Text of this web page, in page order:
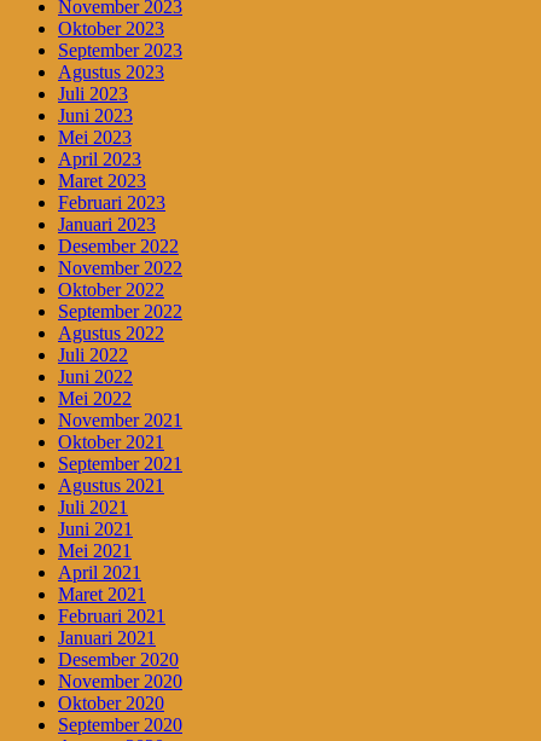
November 2023
Oktober 2023
September 2023
Agustus 2023
Juli 2023
Juni 2023
Mei 2023
April 2023
Maret 2023
Februari 2023
Januari 2023
Desember 2022
November 2022
Oktober 2022
September 2022
Agustus 2022
Juli 2022
Juni 2022
Mei 2022
November 2021
Oktober 2021
September 2021
Agustus 2021
Juli 2021
Juni 2021
Mei 2021
April 2021
Maret 2021
Februari 2021
Januari 2021
Desember 2020
November 2020
Oktober 2020
September 2020